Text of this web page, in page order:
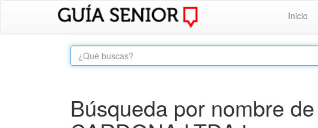
Inicio
Búsqueda por nombre